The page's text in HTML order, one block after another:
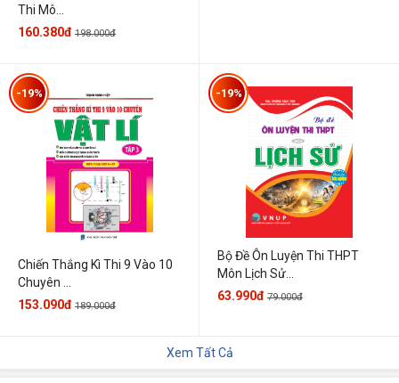
Thi Mô...
160.380đ 198.000đ
Chiến Thắng Kì Thi 9 Vào 10
Chuyên ...
-19%
153.090đ 189.000đ
Bộ Đề Ôn Luyện Thi THPT
Môn Lịch Sử...
-19%
63.990đ 79.000đ
Xem Tất Cả